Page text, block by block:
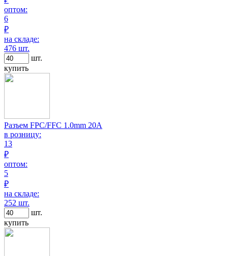
оптом:
6
₽
на складе:
476 шт.
шт.
купить
Разъем FPC/FFC 1.0mm 20A
в розницу:
13
₽
оптом:
5
₽
на складе:
252 шт.
шт.
купить